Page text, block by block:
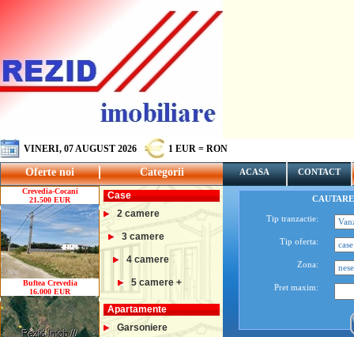
VINERI, 07 AUGUST 2026 1 EUR = RON
Oferte noi Categorii ACASA CONTACT
Crevedia-Cocani
21.500 EUR
Buftea Crevedia
16.000 EUR
Case
2 camere
3 camere
4 camere
5 camere +
Apartamente
Garsoniere
Tip tranzactie:
Tip oferta:
Zona:
Pret maxim: